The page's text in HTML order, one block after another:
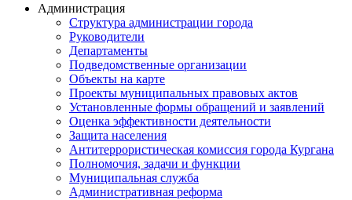
Администрация
Структура администрации города
Руководители
Департаменты
Подведомственные организации
Объекты на карте
Проекты муниципальных правовых актов
Установленные формы обращений и заявлений
Оценка эффективности деятельности
Защита населения
Антитеррористическая комиссия города Кургана
Полномочия, задачи и функции
Муниципальная служба
Административная реформа